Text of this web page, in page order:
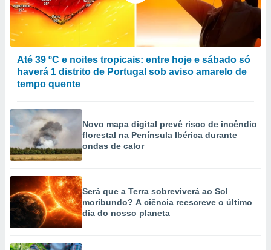
Até 39 ºC e noites tropicais: entre hoje e sábado só
haverá 1 distrito de Portugal sob aviso amarelo de
tempo quente
Novo mapa digital prevê risco de incêndio
florestal na Península Ibérica durante
ondas de calor
Será que a Terra sobreviverá ao Sol
moribundo? A ciência reescreve o último
dia do nosso planeta